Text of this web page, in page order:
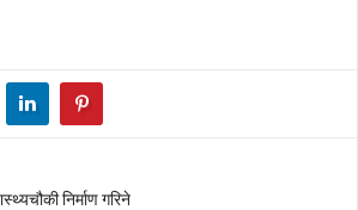
निर्माण गरिने